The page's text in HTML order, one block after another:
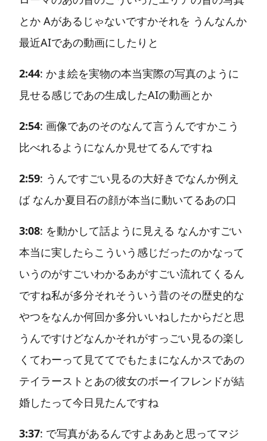
とか Aがあるじゃないですかそれを うんなんか
最近AIであの動画にしたりと
2:44: かま絵を実物の本当実際の写真のように
見せる感じであの生成したAIの動画とか
2:54: 画像であのそのなんて言うんですかこう
比べれるようになんか見せてるんですね
2:59: うんですごい見るの大好きでなんか例え
ば なんか夏目石の顔が本当に動いてるあの口
3:08: を動かして話ように見える なんかすごい
本当に実したらこういう感じだったのかなって
いうのがすごいわかるあがすごい流れてくるん
ですね私が多分それそういう昔のその歴史的な
やつをなんか何回か多分いいねしたからだと思
うんですけどなんかそれがすっごい見るの楽し
くてわーって見ててでもたまになんかスであの
テイラーストとあの彼女のボーイフレンドが結
婚したって今日見たんですね
3:37: で写真があるんですよああと思ってマジ